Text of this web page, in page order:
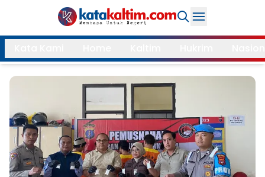
Daerah
Kukar
Samarinda
Bontang
Balikpapan
Kubar
Kutim
PPU
Mahulu
Paser
Berau
Search